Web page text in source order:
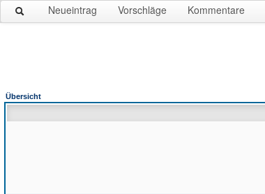
Neueintrag Vorschläge Kommentare
Übersicht